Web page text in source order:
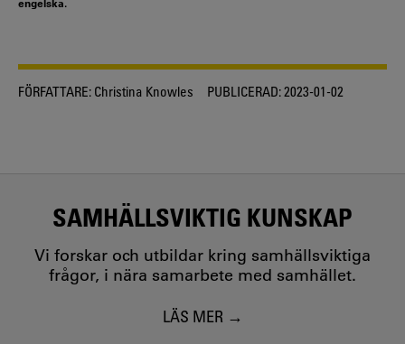
FÖRFATTARE: Christina Knowles PUBLICERAD:2023-01-02
SAMHÄLLSVIKTIG KUNSKAP
Vi forskar och utbildar kring samhällsviktiga
frågor, i nära samarbete med samhället.
LÄS MER